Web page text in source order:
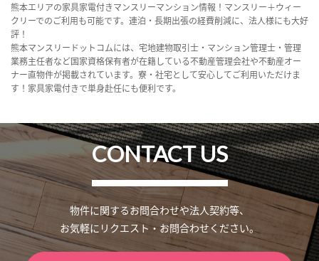
熊本エリアの家具家電付きマンスリーマンション情報！マンスリー＋ウィー
クリーでのご利用も可能です。連泊・長期出張の経費削減に、法人様にも大好
評！
熊本マンスリードットコムには、宅地建物取引士・マンション管理士・管理
業務主任者など国家資格保有者が在籍している不動産管理会社や不動産オー
ナー直物件が掲載されています。寮・社宅として安心してご利用いただけま
す！家具家電付きで単身赴任にも便利です。
CONTACT US
物件に関するお問合わせや法人契約等、
お気軽にリクエスト・お問合わせください。